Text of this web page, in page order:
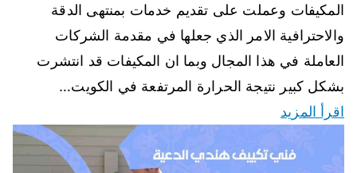
المكيفات وعملت على تقديم خدمات بمنتهى الدقة
والاحترافية الامر الذي جعلها في مقدمة الشركات
العاملة في هذا المجال وبما ان المكيفات قد انتشرت
بشكل كبير نتيجة الحرارة المرتفعة في الكويت…
اقرأ المزيد